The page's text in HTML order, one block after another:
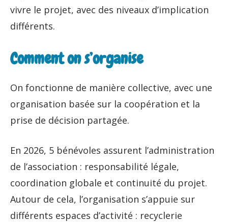
vivre le projet, avec des niveaux d’implication
différents.
Comment on s’organise
On fonctionne de manière collective, avec une
organisation basée sur la coopération et la
prise de décision partagée.
En 2026, 5 bénévoles assurent l’administration
de l’association : responsabilité légale,
coordination globale et continuité du projet.
Autour de cela, l’organisation s’appuie sur
différents espaces d’activité : recyclerie